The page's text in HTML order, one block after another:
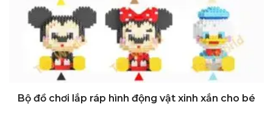
Bộ đồ chơi lắp ráp hình động vật xinh xắn cho bé
Đi Đến Nơi Bán